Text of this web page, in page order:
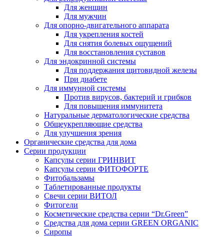
Для женщин
Для мужчин
Для опорно-двигательного аппарата
Для укрепления костей
Для снятия болевых ощущений
Для восстановления суставов
Для эндокринной системы
Для поддержания щитовидной железы
При диабете
Для иммунной системы
Против вирусов, бактерий и грибков
Для повышения иммунитета
Натуральные дерматологические средства
Общеукрепляющие средства
Для улучшения зрения
Органические средства для дома
Серии продукции
Капсулы серии ГРИНВИТ
Капсулы серии ФИТОФОРТЕ
Фитобальзамы
Таблетированные продукты
Свечи серии ВИТОЛ
Фитогели
Косметические средства серии “Dr.Green”
Средства для дома серии GREEN ORGANIC
Сиропы